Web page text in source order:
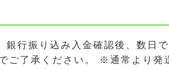
銀行振り込み入金確認後、数日
ご了承ください。 ※通常より発